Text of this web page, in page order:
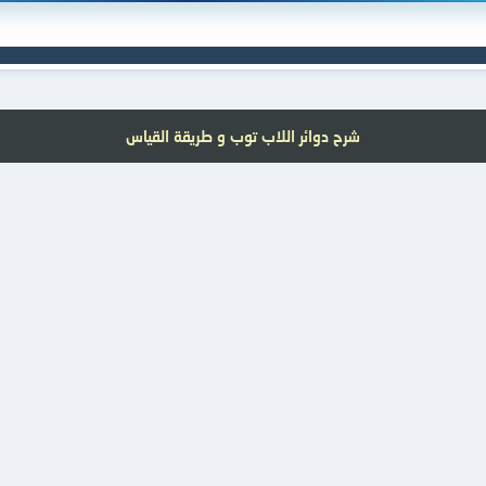
شرح دوائر اللاب توب و طريقة القياس